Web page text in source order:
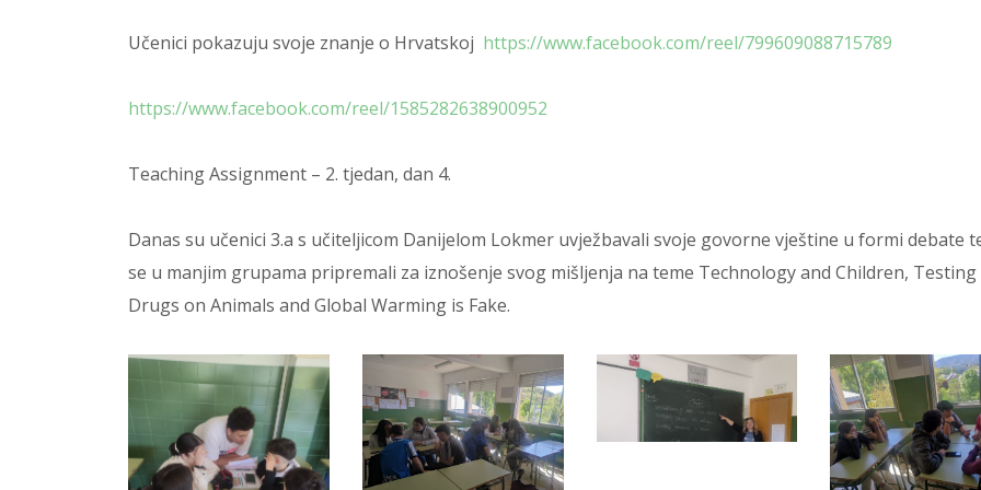
Učenici pokazuju svoje znanje o Hrvatskoj https://www.facebook.com/reel/799609088715789
https://www.facebook.com/reel/1585282638900952
Teaching Assignment – 2. tjedan, dan 4.
Danas su učenici 3.a s učiteljicom Danijelom Lokmer uvježbavali svoje govorne vještine u formi debate
se u manjim grupama pripremali za iznošenje svog mišljenja na teme Technology and Children, Testing
Drugs on Animals and Global Warming is Fake.